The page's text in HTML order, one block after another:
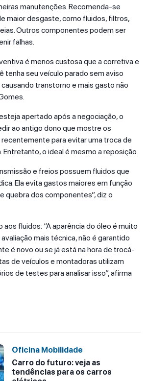
manutenções. Recomenda-se
maior desgaste, como fluidos, filtros,
Outros componentes podem ser
falhas.
é menos custosa que a corretiva e
tenha seu veículo parado sem aviso
transtorno e mais gasto não
apertado após a negociação, o
ao antigo dono que mostre os
para evitar uma troca de
Entretanto, o ideal é mesmo a reposição.
e freios possuem fluidos que
Ela evita gastos maiores em função
quebra dos componentes”, diz o
aos fluidos: “A aparência do óleo é muito
mais técnica, não é garantido
é novo ou se já está na hora de trocá-
de veículos e montadoras utilizam
de testes para analisar isso”, afirma
Oficina Mobilidade
Carro do futuro: veja as
tendências para os carros